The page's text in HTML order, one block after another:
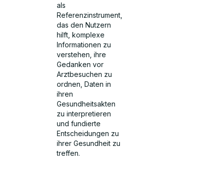
als
Referenzinstrument,
das den Nutzern
hilft, komplexe
Informationen zu
verstehen, ihre
Gedanken vor
Arztbesuchen zu
ordnen, Daten in
ihren
Gesundheitsakten
zu interpretieren
und fundierte
Entscheidungen zu
ihrer Gesundheit zu
treffen.